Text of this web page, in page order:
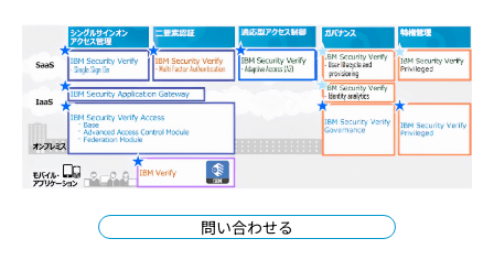
問い合わせる